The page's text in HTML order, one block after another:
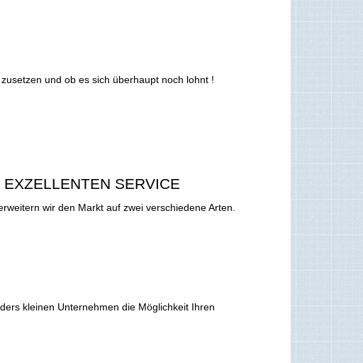
und ob es sich überhaupt noch lohnt !
SERVICE
wir den Markt auf zwei verschiedene Arten.
kleinen Unternehmen die Möglichkeit Ihren